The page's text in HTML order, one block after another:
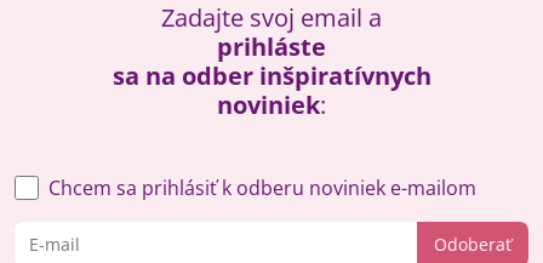
Zadajte svoj email a
prihláste
sa na odber inšpiratívnych
noviniek:
Odoberať
Chcem sa prihlásiť k odberu noviniek e-mailom